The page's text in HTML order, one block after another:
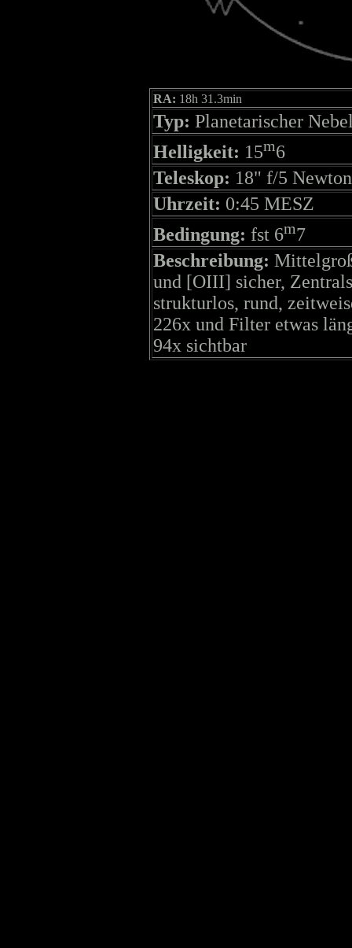
RA: 18h 31.3min
Typ: Planetarischer
Helligkeit: 15m6
Teleskop: 18" f/5 Newton
Uhrzeit: 0:45 MESZ
Bedingung: fst 6m7
Beschreibung:
und [OIII] sicher,
strukturlos, rund,
226x und Filter etwas
94x sichtbar